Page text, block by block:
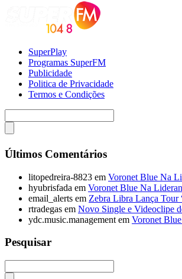
SuperPlay
Programas SuperFM
Publicidade
Politica de Privacidade
Termos e Condições
Últimos Comentários
litopedreira-8823 em Voronet Blue Na
hyubrisfada em Voronet Blue Na
email_alerts em Zebra Libra Lança Tour
rtradegas em Novo Single e Videoclipe
ydc.music.management em Voronet
Pesquisar